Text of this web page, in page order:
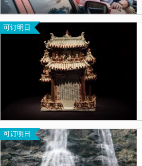
可订明日
可订明日